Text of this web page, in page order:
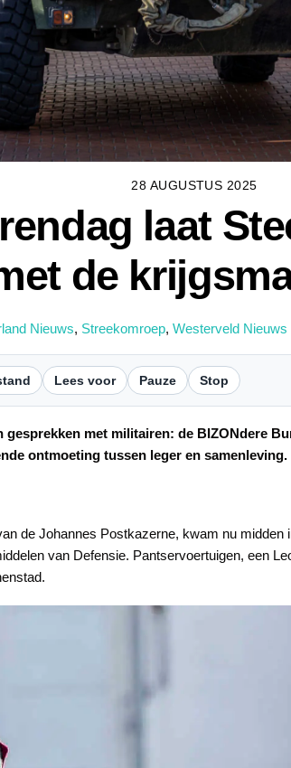
28 AUGUSTUS 2025
laat
de
Nieuws, Streekomroep, Westerveld Nieuws
Lees voor Pauze Stop
met militairen: de BIZONdere
ontmoeting tussen leger en samenleving.
de Johannes Postkazerne, kwam nu
van Defensie. Pantservoertuigen, een